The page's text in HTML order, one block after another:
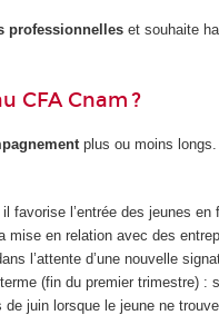
professionnelleset souhaite
CFA Cnam ?
plus ou moins
favorise l’entrée des jeunes
mise en relation avec des
l’attente d’une nouvelle
(fin du premier trimestre)
de juin lorsque le jeune ne